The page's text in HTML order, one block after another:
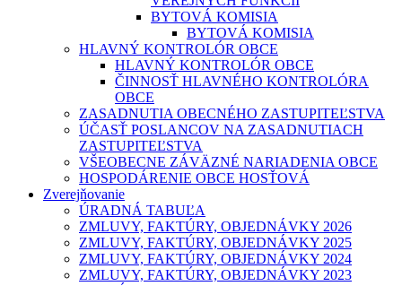
BYTOVÁ KOMISIA
BYTOVÁ KOMISIA
HLAVNÝ KONTROLÓR OBCE
HLAVNÝ KONTROLÓR OBCE
ČINNOSŤ HLAVNÉHO KONTROLÓRA
OBCE
ZASADNUTIA OBECNÉHO ZASTUPITEĽSTVA
ÚČASŤ POSLANCOV NA ZASADNUTIACH
ZASTUPITEĽSTVA
VŠEOBECNE ZÁVÄZNÉ NARIADENIA OBCE
HOSPODÁRENIE OBCE HOSŤOVÁ
Zverejňovanie
ÚRADNÁ TABUĽA
ZMLUVY, FAKTÚRY, OBJEDNÁVKY 2026
ZMLUVY, FAKTÚRY, OBJEDNÁVKY 2025
ZMLUVY, FAKTÚRY, OBJEDNÁVKY 2024
ZMLUVY, FAKTÚRY, OBJEDNÁVKY 2023